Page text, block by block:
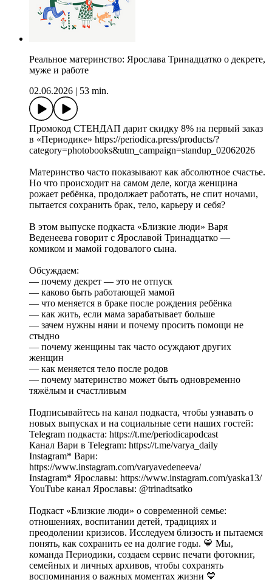
Реальное материнство: Ярослава Тринадцатко о декрете,
муже и работе
02.06.2026
53 min.
Промокод СТЕНДАП дарит скидку 8% на первый заказ
в «Периодике» https://periodica.press/products/?
category=photobooks&utm_campaign=standup_02062026
Материнство часто показывают как абсолютное счастье.
Но что происходит на самом деле, когда женщина
рожает ребёнка, продолжает работать, не спит ночами,
пытается сохранить брак, тело, карьеру и себя?
В этом выпуске подкаста «Близкие люди» Варя
Веденеева говорит с Ярославой Тринадцатко —
комиком и мамой годовалого сына.
Обсуждаем:
— почему декрет — это не отпуск
— каково быть работающей мамой
— что меняется в браке после рождения ребёнка
— как жить, если мама зарабатывает больше
— зачем нужны няни и почему просить помощи не
стыдно
— почему женщины так часто осуждают других
женщин
— как меняется тело после родов
— почему материнство может быть одновременно
тяжёлым и счастливым
Подписывайтесь на канал подкаста, чтобы узнавать о
новых выпусках и на социальные сети наших гостей:
Telegram подкаста: https://t.me/periodicapodcast
Канал Вари в Telegram: https://t.me/varya_daily
Instagram* Вари:
https://www.instagram.com/varyavedeneeva/
Instagram* Ярославы: https://www.instagram.com/yaska13/
YouTube канал Ярославы: @trinadtsatko
Подкаст «Близкие люди» о современной семье:
отношениях, воспитании детей, традициях и
преодолении кризисов. Исследуем близость и пытаемся
понять, как сохранить ее на долгие годы. 💙 Мы,
команда Периодики, создаем сервис печати фотокниг,
семейных и личных архивов, чтобы сохранять
воспоминания о важных моментах жизни 💙